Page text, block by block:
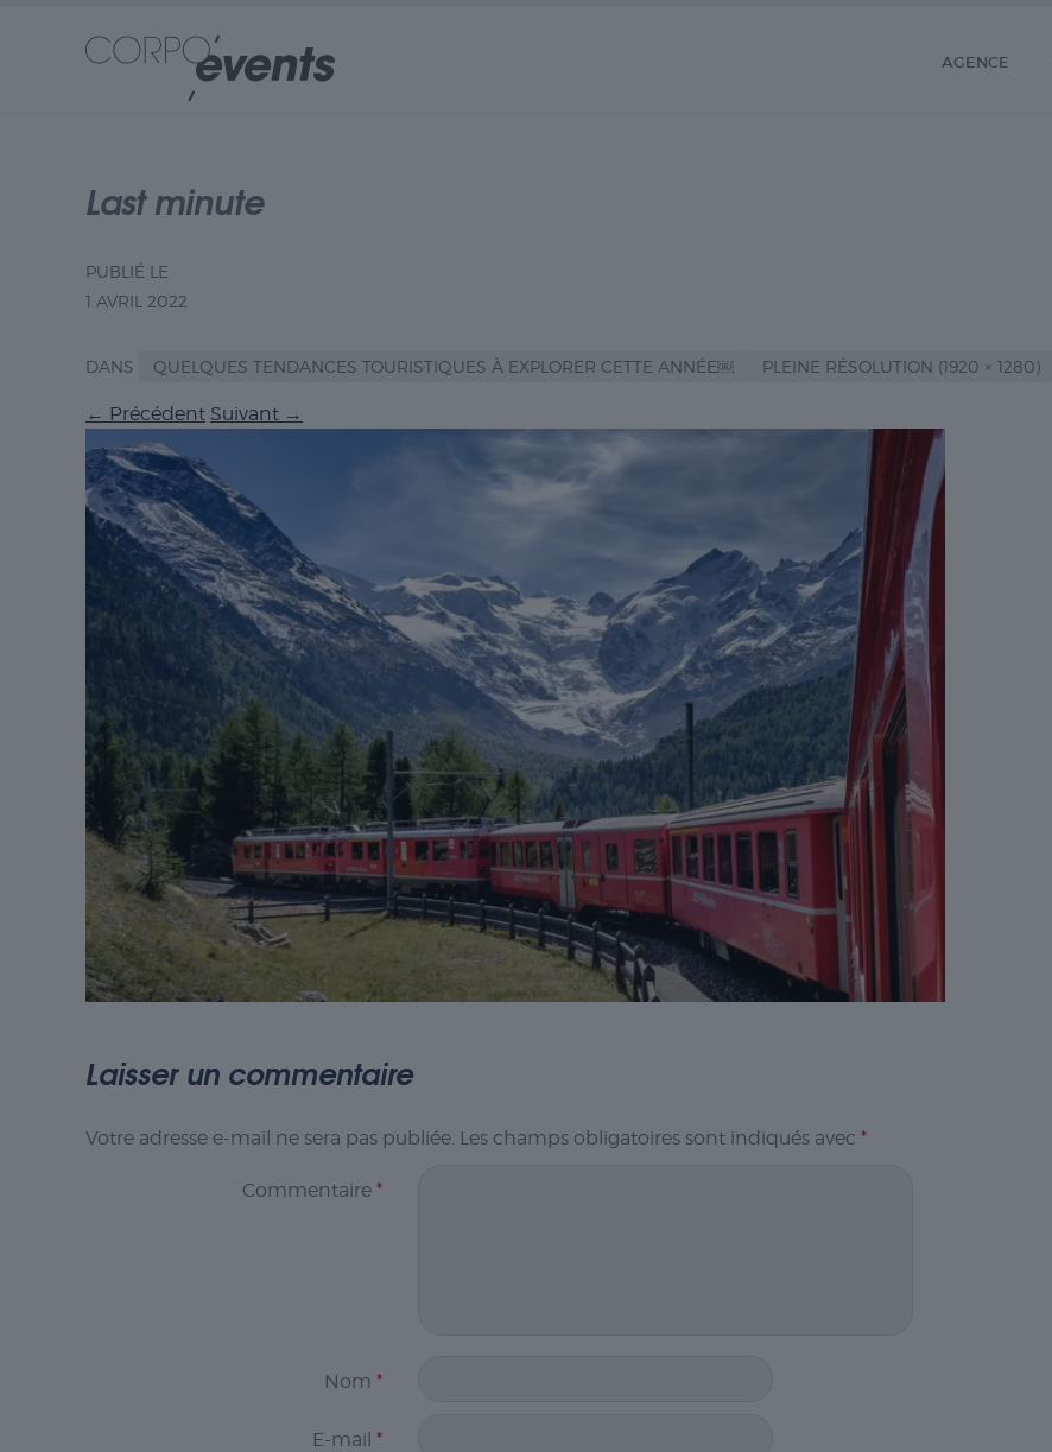
AGENCE
Last minute
PUBLIÉ LE
1 AVRIL 2022
DANS QUELQUES TENDANCES TOURISTIQUES À EXPLORER CETTE ANNÉE￼ PLEINE RÉSOLUTION (1920 × 1280)
← Précédent Suivant →
Laisser un commentaire
Votre adresse e-mail ne sera pas publiée. Les champs obligatoires sont indiqués avec *
Commentaire *
Nom *
E-mail *